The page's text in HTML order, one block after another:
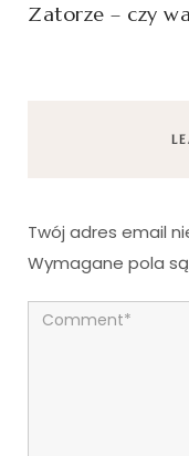
Zatorze – czy
Twój adres email
Wymagane pola